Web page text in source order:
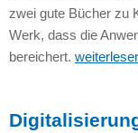
zwei gute Bücher zu
Werk, dass die
bereichert.